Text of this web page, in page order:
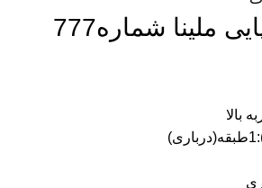
ملینا شماره777